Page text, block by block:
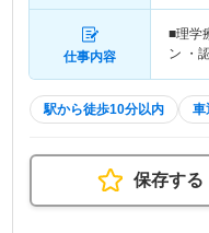
仕事内容
■理学
ン ・
駅から徒歩10分以内 車
保存する